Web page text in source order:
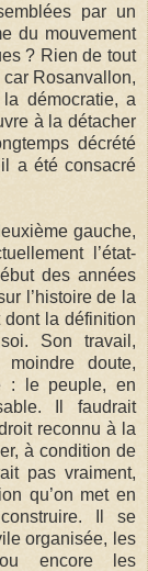
par un
du mouvement
? Rien de tout
Rosanvallon,
démocratie, a
à la détacher
décrété
a été consacré
gauche,
l’état-
des années
l’histoire de la
dont la définition
Son travail,
doute,
: le peuple, en
Il faudrait
reconnu à la
à condition de
pas vraiment,
qu’on met en
Il se
organisée, les
ou encore les